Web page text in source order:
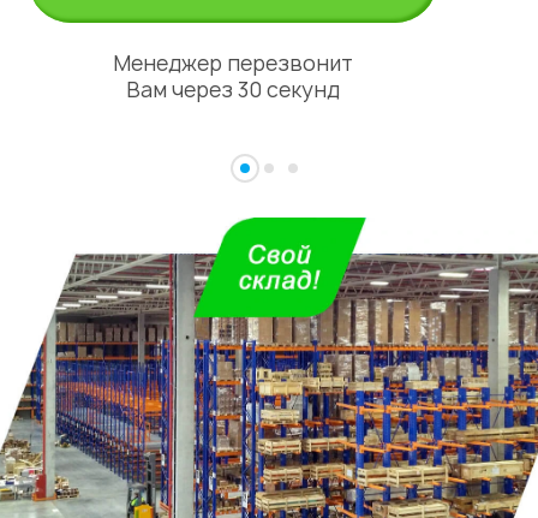
Менеджер перезвонит
Вам через 30 секунд